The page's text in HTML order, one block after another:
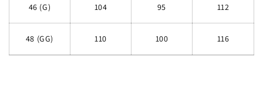
46 (G) 104 95 112
48 (GG) 110 100 116